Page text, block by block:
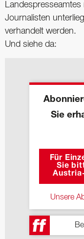
Journalisten
verhandelt werden.
Und siehe da:
Sie
Für
Sie
Unsere